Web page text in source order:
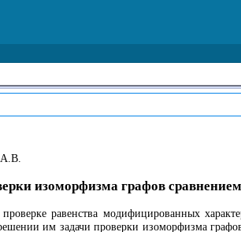
изоморфизма графов
равенства модифицированных
им задачи проверки изоморфизма